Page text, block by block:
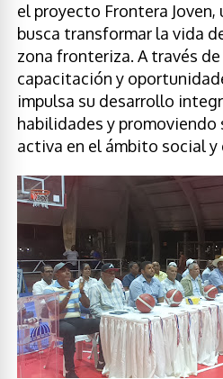
el proyecto Frontera
busca transformar la vida
zona fronteriza. A través
capacitación y
impulsa su desarrollo
habilidades y promoviendo
activa en el ámbito social y